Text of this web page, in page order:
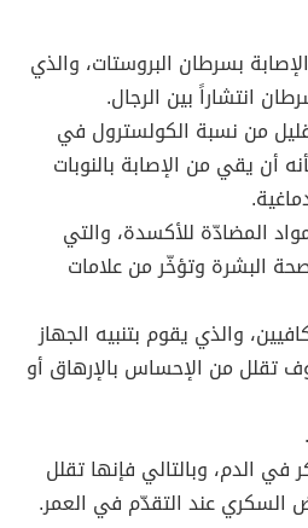
بسرطان البروستات، والذي
انتشاراً بين الرجال.
من نسبة الكولسترول في
أن يقي من الإصابة بالنوبات
المضادّة للأكسدة، والتي
البشرة وتؤخّر من علامات
والذي يقوم بتنبيه الجهاز
تقلل من الإحساس بالإرهاق أو
الدم، وبالتالي فإنها تقلل
السكري عند التقدّم في العمر.